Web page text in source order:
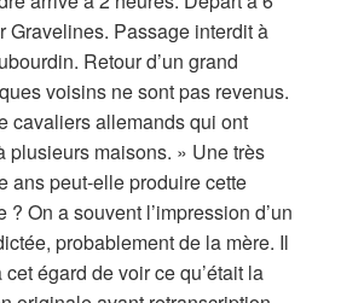
Gravelines. Passage interdit à
Retour d’un grand
voisins ne sont pas revenus.
cavaliers allemands qui ont
plusieurs maisons. » Une très
ans peut-elle produire cette
On a souvent l’impression d’un
probablement de la mère. Il
égard de voir ce qu’était la